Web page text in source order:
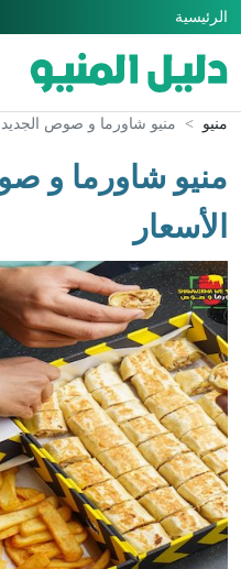
الرئيسية
منيو منيو شاورما و صوص الجديد
منيو شاورما و
الأسعار